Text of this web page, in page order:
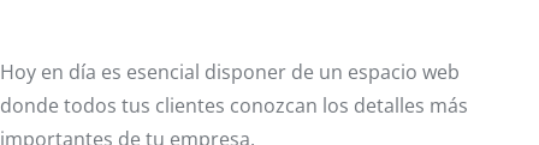
Hoy en día es esencial disponer de un espacio web
donde todos tus clientes conozcan los detalles más
importantes de tu empresa.